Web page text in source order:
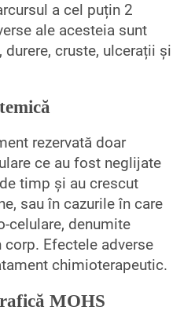
a cel puțin 2
ale acesteia sunt
durere, cruste, ulcerații și
rezervată doar
ce au fost neglijate
timp și au crescut
sau în cazurile în care
celulare, denumite
Efectele adverse
chimioterapeutic.
MOHS